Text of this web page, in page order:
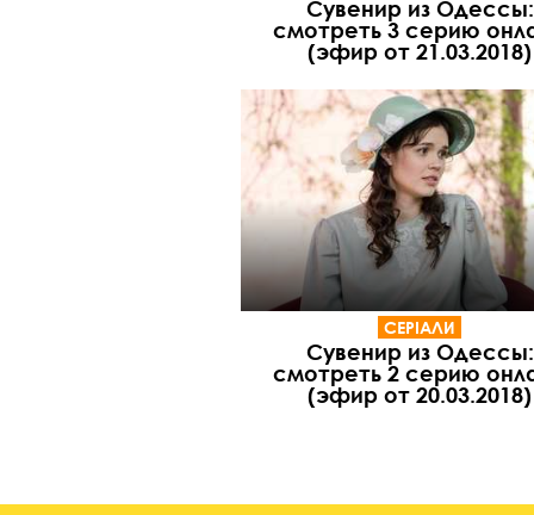
Сувенир из Одессы:
смотреть 3 серию
(эфир от 21.03.2018)
СЕРІАЛИ
Сувенир из Одессы:
смотреть 2 серию
(эфир от 20.03.2018)